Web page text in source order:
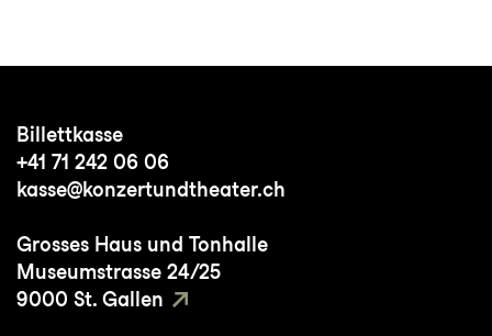
Billettkasse
+41 71 242 06 06
kasse@konzertundtheater.ch
Grosses Haus und Tonhalle
Museumstrasse 24/25
9000 St. Gallen